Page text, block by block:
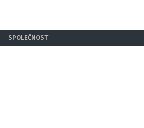
SPOLEČNOST